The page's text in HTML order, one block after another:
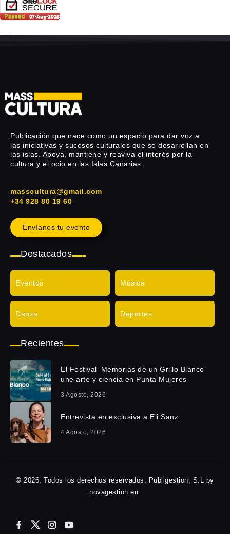
Publicación que nace como un espacio para dar voz a
las iniciativas y sucesos culturales que se desarrollan en
las islas. Apoya, mantiene y reaviva el interés por la
cultura y el ocio en las Islas Canarias.
masscultura@gmail.com
+34 928 80 19 60
Envíanos tu evento
Destacados
Eventos Música
Danza Deportes
Recientes
El Festival ‘Memorias de un Grillo Blanco’
une arte y ciencia en Punta Mujeres
3 Agosto, 2026
Entrevista en exclusiva a Eli Sanz
4 Agosto, 2026
© 2026, Todos los derechos reservados. Publigestion, S.L by
novagestion.eu